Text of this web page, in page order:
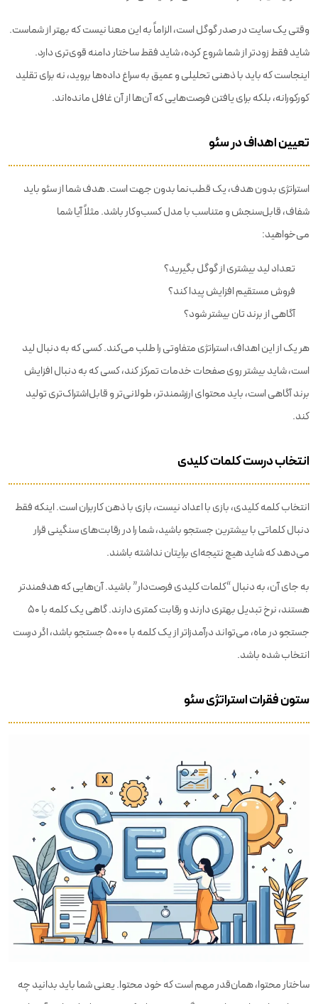
وقتی یک سایت در صدر گوگل است، الزاماً به این معنا نیست که بهتر از شماست.
شاید فقط زودتر از شما شروع کرده، شاید فقط ساختار دامنه قوی‌تری دارد.
اینجاست که باید با ذهنی تحلیلی و عمیق به سراغ داده‌ها بروید، نه برای تقلید
کورکورانه، بلکه برای یافتن فرصت‌هایی که آن‌ها از آن غافل مانده‌اند.
تعیین اهداف در سئو
استراتژی بدون هدف، یک قطب‌نما بدون جهت است. هدف شما از سئو باید
شفاف، قابل‌سنجش و متناسب با مدل کسب‌وکار باشد. مثلاً آیا شما
می‌خواهید:
تعداد لید بیشتری از گوگل بگیرید؟
فروش مستقیم افزایش پیدا کند؟
آگاهی از برند تان بیشتر شود؟
هر یک از این اهداف، استراتژی متفاوتی را طلب می‌کند. کسی که به دنبال لید
است، شاید بیشتر روی صفحات خدمات تمرکز کند، کسی که به دنبال افزایش
برند آگاهی است، باید محتوای ارزشمندتر، طولانی‌تر و قابل‌اشتراک‌تری تولید
کند.
انتخاب درست کلمات کلیدی
انتخاب کلمه کلیدی، بازی با اعداد نیست، بازی با ذهن کاربران است. اینکه فقط
دنبال کلماتی با بیشترین جستجو باشید، شما را در رقابت‌های سنگینی قرار
می‌دهد که شاید هیچ نتیجه‌ای برایتان نداشته باشند.
به جای آن، به دنبال “کلمات کلیدی فرصت‌دار” باشید. آن‌هایی که هدفمندتر
هستند، نرخ تبدیل بهتری دارند و رقابت کمتری دارند. گاهی یک کلمه با ۵۰
جستجو در ماه، می‌تواند درآمدزاتر از یک کلمه با ۵۰۰۰ جستجو باشد، اگر درست
انتخاب شده باشد.
ستون فقرات استراتژی سئو
ساختار محتوا، همان‌قدر مهم است که خود محتوا. یعنی شما باید بدانید چه